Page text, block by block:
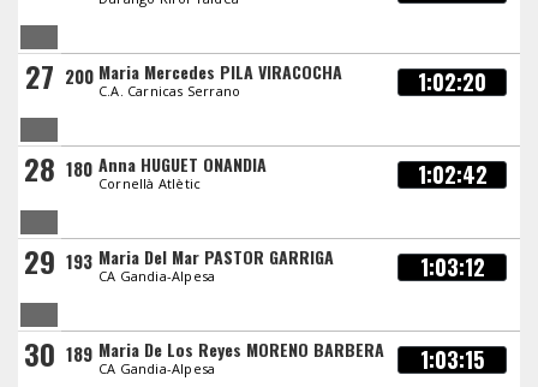
27 200 Maria Mercedes PILA VIRACOCHA
C.A. Carnicas Serrano 1:02:20
28 180 Anna HUGUET ONANDIA
Cornellà Atlètic 1:02:42
29 193 Maria Del Mar PASTOR GARRIGA
CA Gandia-Alpesa 1:03:12
30 189 Maria De Los Reyes MORENO BARBERA
CA Gandia-Alpesa 1:03:15